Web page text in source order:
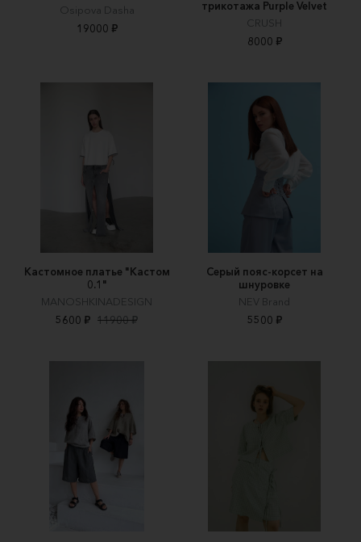
Osipova Dasha
19000 ₽
трикотажа Purple Velvet
CRUSH
8000 ₽
Кастомное платье "Кастом
0.1"
MANOSHKINADESIGN
5600 ₽ 11900 ₽
Серый пояс-корсет на
шнуровке
NEV Brand
5500 ₽